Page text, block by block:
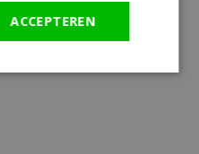
ACCEPTEREN